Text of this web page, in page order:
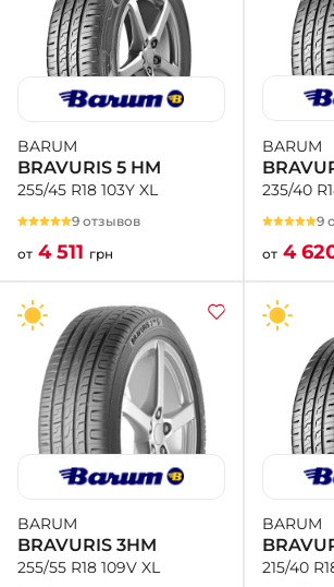
BARUM
BRAVURIS 5 HM
255/45 R18 103Y XL
9 отзывов
от 4 511 грн
BARUM
235/40
9
от 4
BARUM
BRAVURIS 3HM
255/55 R18 109V XL
BARUM
215/40